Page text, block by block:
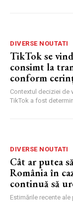
DIVERSE NOUTATI
TikTok se
consimt la
conform
Contextul deciziei de
TikTok a fost
DIVERSE NOUTATI
Cât ar putea
România în
continuă să
Estimările recente